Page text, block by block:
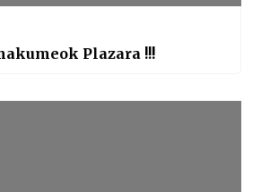
Plazara !!!